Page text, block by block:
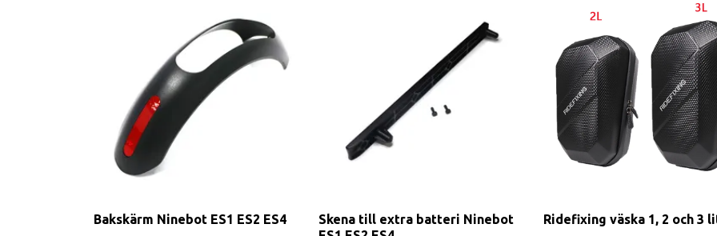
Bakskärm Ninebot ES1 ES2 ES4
Skena till extra batteri Ninebot
Ridefixing väska 1, 2 och 3